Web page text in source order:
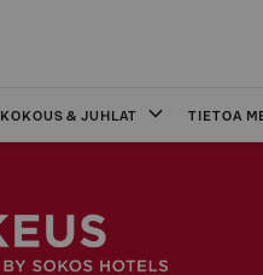
KOKOUS & JUHLAT TIETOA